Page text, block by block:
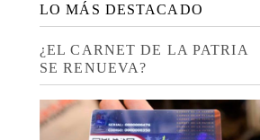
LO MÁS DESTACADO
¿EL CARNET DE LA PATRIA
SE RENUEVA?